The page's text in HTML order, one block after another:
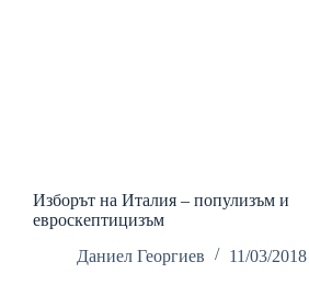
Изборът на Италия – популизъм и
евроскептицизъм
Даниел Георгиев
11/03/2018